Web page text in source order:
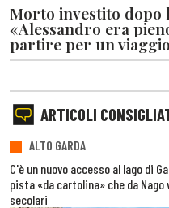
Morto investito dopo
«Alessandro era
partire per un
ARTICOLI
ALTO GARDA
C'è un nuovo accesso al lago di
pista «da cartolina» che da
secolari